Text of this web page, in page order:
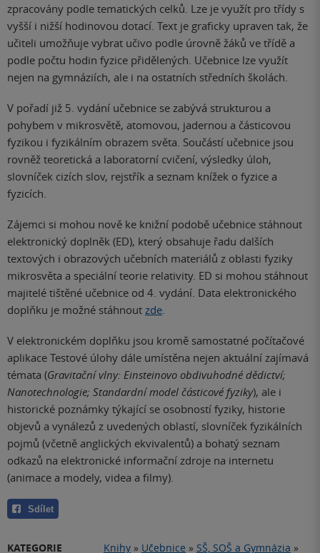
zpracovány podle tematických celků. Lze je využít pro třídy s
vyšší i nižší hodinovou dotací. Text je graficky upraven tak, že
učiteli umožňuje vybrat učivo podle úrovně žáků ve třídě a
podle počtu hodin fyzice přidělených. Učebnice lze využít
nejen na gymnáziích, ale i na ostatních středních školách.
V pořadí již 5. vydání učebnice se zabývá strukturou a
pohybem v mikrosvětě, atomovou, jadernou a částicovou
fyzikou i fyzikálním obrazem světa. Součástí učebnice jsou
rovněž teoretická a laboratorní cvičení, výsledky úloh,
slovníček cizích slov, rejstřík a seznam knížek o fyzice a
fyzicích.
Zájemci si mohou nově ke knižní podobě učebnice stáhnout
elektronický doplněk (ED), který obsahuje řadu dalších
textových i obrazových učebních materiálů z oblasti fyziky
mikrosvěta a speciální teorie relativity. ED si mohou stáhnout
majitelé tištěné učebnice od 4. vydání. Data elektronického
doplňku je možné stáhnout zde
V elektronickém doplňku jsou kromě samostatné počítačové
aplikace Testové úlohy dále umístěna nejen aktuální zajímavá
témata (Gravitační vlny: Einsteinovo obdivuhodné dědictví;
Nanotechnologie; Standardní model částicové fyziky), ale i
historické poznámky týkající se osobností fyziky, historie
objevů a vynálezů z uvedených oblastí, slovníček fyzikálních
pojmů (včetně anglických ekvivalentů) a bohatý seznam
odkazů na elektronické informační zdroje na internetu
(animace a modely, videa a filmy).
Sdílet
KATEGORIE Knihy » Učebnice » SŠ, SOŠ a Gymnázia »